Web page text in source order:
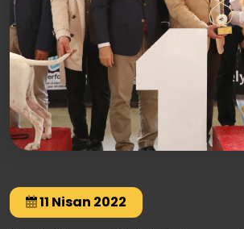
11 Nisan 2022